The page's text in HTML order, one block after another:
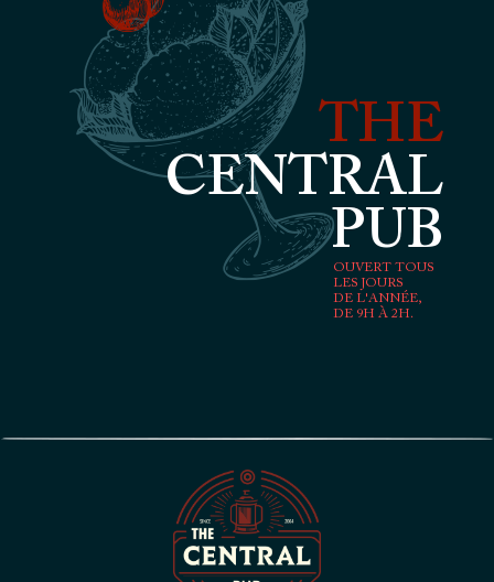
THE
CENTRAL
PUB
OUVERT TOUS
LES JOURS
DE L'ANNÉE,
DE 9H À 2H.